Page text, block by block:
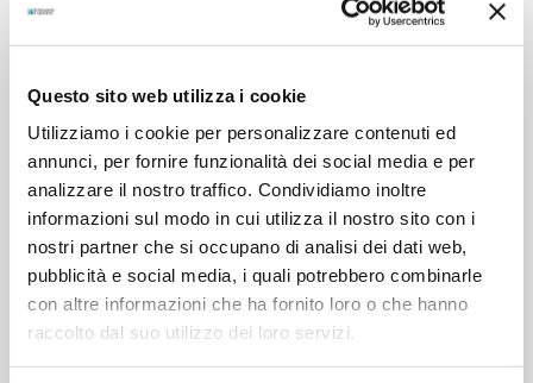
Questo sito web utilizza i cookie
Utilizziamo i cookie per personalizzare contenuti ed
annunci, per fornire funzionalità dei social media e per
analizzare il nostro traffico. Condividiamo inoltre
informazioni sul modo in cui utilizza il nostro sito con i
nostri partner che si occupano di analisi dei dati web,
pubblicità e social media, i quali potrebbero combinarle
con altre informazioni che ha fornito loro o che hanno
raccolto dal suo utilizzo dei loro servizi.
opportunità di formazione. Le difficoltà scolastiche e la
lapovertà educativa, una condizione che limita il futuro
di molti, e il momento dei compiti è spesso quello in cui il
divario si allarga: senza un aiuto, la fatica scolastica può
diventare un ostacolo insormontabile.
Da qui nasce la scelta di Parma Facciamo Squadra:
intervenire proprio in questa crepa del tessuto sociale,
sostenendo chi ogni giorno offre un trampolino di lancio
ai più fragili. Sostenere i Laboratori Compiti significa
investire nel futuro dei bambini e dei ragazzi di Parma e